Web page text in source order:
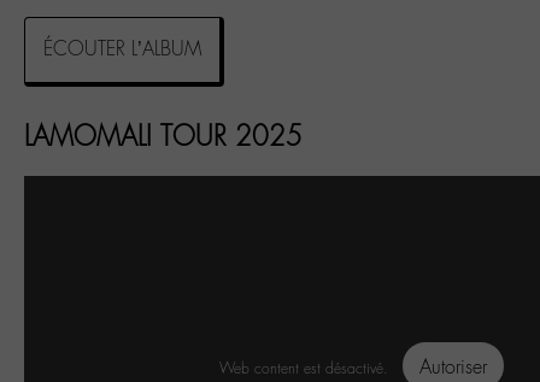
ÉCOUTER L’ALBUM
LAMOMALI TOUR 2025
Web content est désactivé. Autoriser